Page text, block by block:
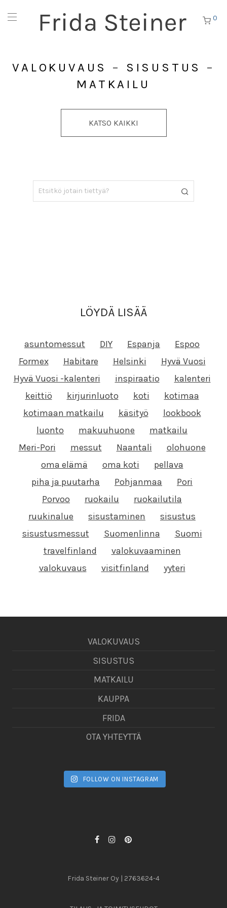
0
VALOKUVAUS – SISUSTUS
–
MATKAILU
KATSO KAIKKI
LÖYDÄ LISÄÄ
asuntomessut DIY Espanja
Espoo
Formex
Habitare Helsinki
Hyvä Vuosi
Hyvä Vuosi -kalenteri
inspiraatio
kalenteri
keittiö
kirjurinluoto koti
kotimaa
kotimaan matkailu
käsityö
lookbook
luonto
makuuhuone
matkailu
Meri-Pori
messut Naantali
olohuone
oma elämä
oma koti
pellava
piha ja puutarha
Pohjanmaa
Pori
Porvoo
ruokailu
ruokailutila
ruukinalue
sisustaminen
sisustus
sisustusmessut
Suomenlinna
Suomi
travelfinland
valokuvaaminen
valokuvaus
visitfinland yyteri
VALOKUVAUS
SISUSTUS
MATKAILU
KAUPPA
FRIDA
OTA YHTEYTTÄ
FOLLOW ON INSTAGRAM
Frida Steiner Oy | 2763624-4